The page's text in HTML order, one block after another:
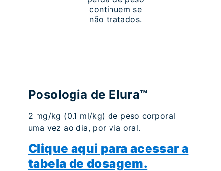
continuem se
não tratados.
Posologia de Elura™
2 mg/kg (0.1 ml/kg) de peso corporal
uma vez ao dia, por via oral.
Clique aqui para acessar a
tabela de dosagem.